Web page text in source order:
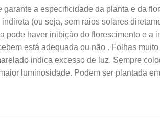
a especificidade da planta e da
(ou seja, sem raios solares
pode haver inibiçào do florescimento e a
está adequada ou não . Folhas
indica excesso de luz. Sempre
luminosidade. Podem ser plantada